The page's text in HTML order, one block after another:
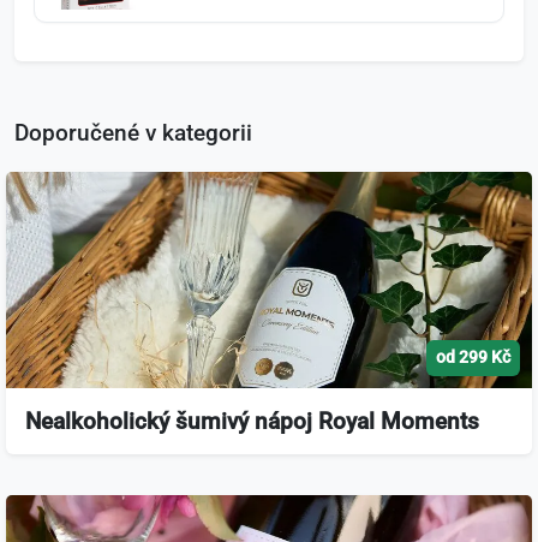
Doporučené v kategorii
od 299 Kč
Nealkoholický šumivý nápoj Royal Moments